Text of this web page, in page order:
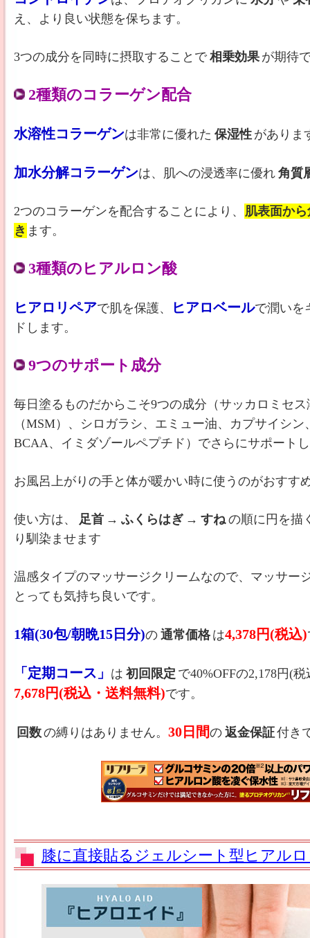
え、より良い状態を保ちます。
3つの成分を同時に摂取することで 相乗効果 が期待
2種類のコラーゲン配合
水溶性コラーゲンは非常に優れた 保湿性 がありま
加水分解コラーゲンは、肌への浸透率に優れ 角質
2つのコラーゲンを配合することにより、 肌表面か
き ます。
3種類のヒアルロン酸
ヒアロリペアで肌を保護、 ヒアロベールで潤いを
ドします。
9つのサポート成分
毎日塗るものだからこそ9つの成分（サッカロミセ
（MSM）、シロガラシ、エミュー油、カプサイシ
BCAA、イミダゾールペプチド）でさらにサポート
お風呂上がりの手と体が暖かい時に使うのがおすす
使い方は、 足首 → ふくらはぎ → すね の順に円を描
り馴染ませます
温感タイプのマッサージクリームなので、マッサー
とっても気持ち良いです。
1箱(30包/朝晩15日分)の 通常価格 は4,378円(税込)
「定期コース」 は 初回限定 で40%OFFの2,178円(
7,678円(税込・送料無料)です。
回数の縛りはありません。30日間の 返金保証付き
膝に直接貼るジェルシート型ヒアル